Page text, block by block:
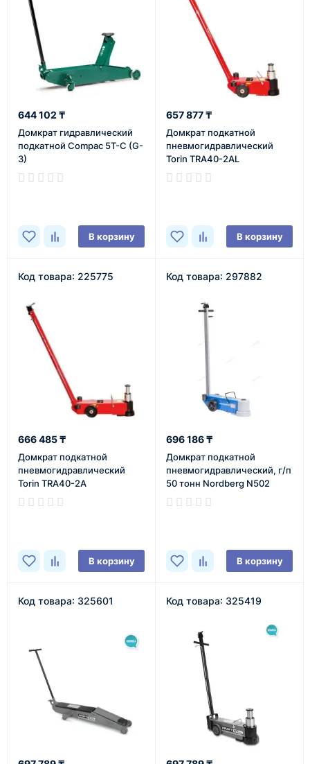
644 102 ₸
Домкрат гидравлический
подкатной Compac 5T-C (G-
3)
В корзину
657 877 ₸
Домкрат подкатной
пневмогидравлический
Torin TRA40-2AL
В корзину
Код товара: 225775
666 485 ₸
Домкрат подкатной
пневмогидравлический
Torin TRA40-2A
В корзину
Код товара: 297882
696 186 ₸
Домкрат подкатной
пневмогидравлический, г/п
50 тонн Nordberg N502
В корзину
Код товара: 325601 Код товара: 325419